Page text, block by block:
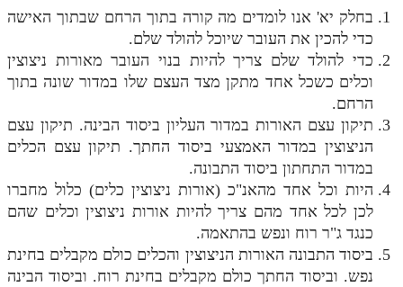
בחלק יא' אנו לומדים מה קורה בתוך הרחם שבתוך האישה
כדי להכין את העובר שיוכל להולד שלם.
כדי להולד שלם צריך להיות בנוי העובר מאורות ניצוצין
וכלים כשכל אחד מתקן מצד העצם שלו במדור שונה בתוך
הרחם.
תיקון עצם האורות במדור העליון ביסוד הבינה. תיקון עצם
הניצוצין במדור האמצעי ביסוד החתך. תיקון עצם הכלים
במדור התחתון ביסוד התבונה.
היות וכל אחד מהאנ"כ (אורות ניצוצין כלים) כלול מחברו
לכן לכל אחד מהם צריך להיות אורות ניצוצין וכלים שהם
כנגד ג"ר רוח ונפש בהתאמה.
ביסוד התבונה האורות הניצוצין והכלים כולם מקבלים בחינת
נפש. וביסוד החתך כולם מקבלים בחינת רוח. וביסוד הבינה